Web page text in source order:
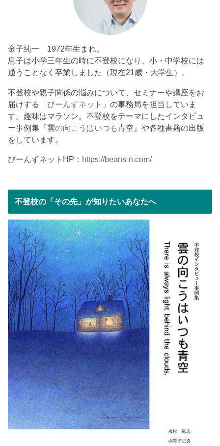
金子純一 1972年生まれ。
息子は小学三年生の時に不登校になり、小・中学校には
通うことなく卒業しました（現在21歳・大学生）。
不登校や親子関係の悩みについて、セミナーや講座をお
届けする「びーんずネット 」の事務局を担当していま
す。趣味はマラソン。不登校をテーマにしたインタビュ
ー事例集『雲の向こうはいつも青空 』や各種書籍の出版
をしています。
びーんずネットHP： https://beans-n.com/
不登校の「その先」が知りたいあなたへ